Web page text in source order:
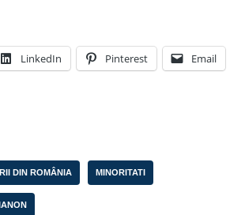
LinkedIn Pinterest Email
DIN ROMÂNIA MINORITATI